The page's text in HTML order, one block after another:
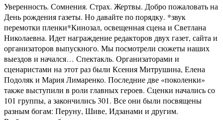
Уверенность. Сомнения. Страх. Жертвы. Добро пожаловать на
День рождения газеты. Но давайте по порядку. *звук
перемотки пленки*Кинозал, освещенная сцена и Светлана
Николаевна. Идет награждение редакторов двух газет, сайта и
организаторов выпускного. Мы посмотрели сюжеты наших
выездов и начался… Спектакль. Организаторами и
сценаристами на этот раз были Ксения Митрушина, Елена
Подоляк и Мария Лимаренко. Последние две «поколенки»
также выступили в роли главных героев. Сценки начались со
101 группы, а закончились 301. Все они были посвящены
разным богам: Перуну, Шиве, Идзанами и другим.